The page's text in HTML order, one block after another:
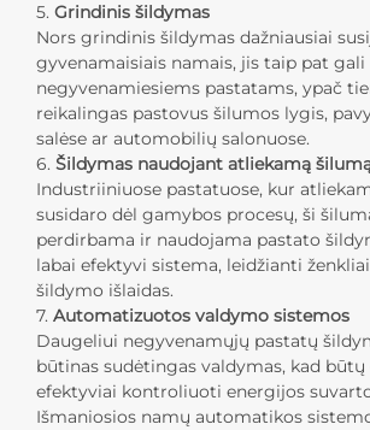
5. Grindinis šildymas
Nors grindinis šildymas dažniausiai
gyvenamaisiais namais, jis taip pat
negyvenamiesiems pastatams, ypač
reikalingas pastovus šilumos lygis,
salėse ar automobilių salonuose.
6. Šildymas naudojant atliekamą
Industriiniuose pastatuose, kur
susidaro dėl gamybos procesų, ši
perdirbama ir naudojama pastato
labai efektyvi sistema, leidžianti
šildymo išlaidas.
7. Automatizuotos valdymo sistemos
Daugeliui negyvenamųjų pastatų
būtinas sudėtingas valdymas, kad
efektyviai kontroliuoti energijos
Išmaniosios namų automatikos